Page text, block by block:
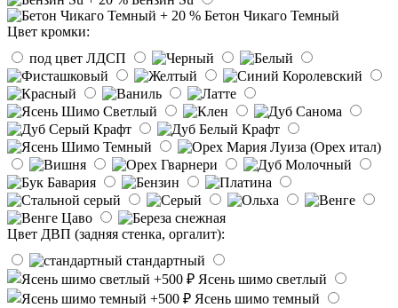
Бетон Чикаго Темный
Цвет кромки:
под цвет ЛДСП
Цвет ДВП (задняя стенка, оргалит):
стандартный
Ясень шимо светлый
Ясень шимо темный